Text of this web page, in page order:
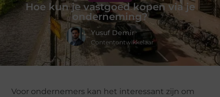
Hoe kun je vastgoed kopen via je
onderneming?
Yusuf Demir
Contentontwikkelaar
Voor ondernemers kan het interessant zijn om